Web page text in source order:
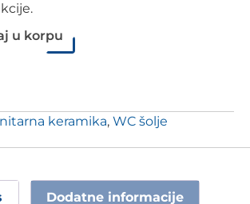
u korpu
keramika, WC šolje
Dodatne informacije